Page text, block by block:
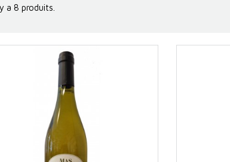
sont le fruit d’un travail passionné et
vivants et expressifs, marqués par la
pour refléter au mieux la singularité
du Languedoc profond et sauvage.
d'Alezon
et le
à leurs vins des personnalités uniques et
d'Alezon
, situé dans l’appellation
a 8 produits.